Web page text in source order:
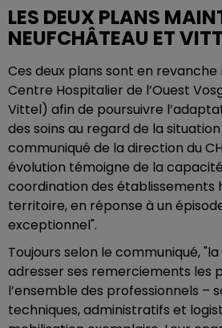
LES DEUX PLANS
NEUFCHÂTEAU ET
Ces deux plans sont en revanche
Centre Hospitalier de l’Ouest
Vittel) afin de poursuivre
des soins au regard de la
communiqué de la direction du
évolution témoigne de la
coordination des établissements
territoire, en réponse à un
exceptionnel".
Toujours selon le communiqué,
adresser ses remerciements les
l’ensemble des professionnels –
techniques, administratifs et